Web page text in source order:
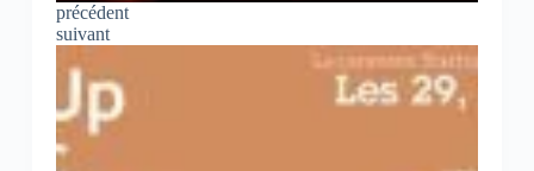
précédent
suivant